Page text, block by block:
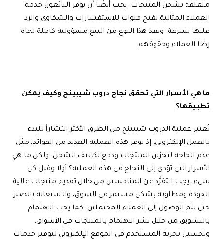
متعلقة بشحن المنتجات. يجب أيضًا أن يوفر البائعون خدمة
العملاء المثالية بفتح قنوات للاستفسارات والشكاوى والرد
عليها بسرعة. ويعد هذا النوع من البيع مسؤولية كاملة تجاه
رضا العملاء وحقوقهم.
ما هي الأسرار التي تحقق نجاح دروب شيبينج وكيف يمكن
تطبيقها؟
تُعتبر عملية الدروب شيبينج من الطرق الأكثر انتشاراً للبدء
بالعمل الإلكتروني، إذ توفر هذه العملية العديد من الفوائد، مثل
عدم الحاجة لتخزين المنتجات ودفع تكاليف الشحن. ولكن ما هي
الأسرار التي تؤدي إلى النجاح في هذه العملية؟ أولا وقبل كل
شيء، يجب التفرُّد عن المنافسين من خلال تقديم منتجات عالية
الجودة ومطلوبة بشكل مستمر في السوق، والاستعانة بالصبر
حتى يتم الوصول إلى العملاء المحتملين. كما يجب الاهتمام
بالتسويق من خلال نشر الاهتمام بالمنتجات في الأسواق،
وتحسين تجربة المستخدم في الموقع الإلكتروني لتوفير خدمات